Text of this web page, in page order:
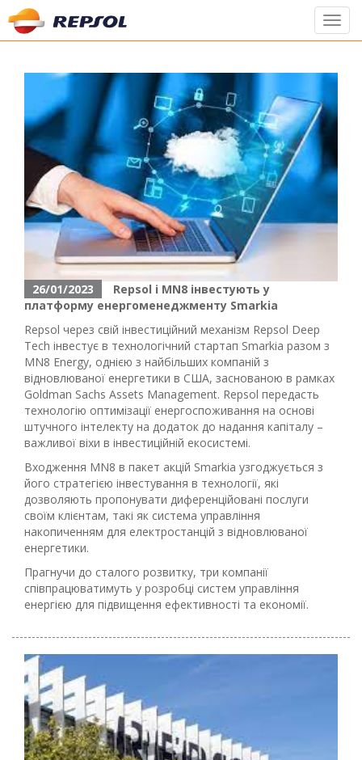
26/01/2023
Repsol і MN8 інвестують у
платформу енергоменеджменту Smarkia
Repsol через свій інвестиційний механізм Repsol Deep
Tech інвестує в технологічний стартап Smarkia разом з
MN8 Energy, однією з найбільших компаній з
відновлюваної енергетики в США, заснованою в рамках
Goldman Sachs Assets Management. Repsol передасть
технологію оптимізації енергоспоживання на основі
штучного інтелекту на додаток до надання капіталу –
важливої віхи в інвестиційній екосистемі.
Входження MN8 в пакет акцій Smarkia узгоджується з
його стратегією інвестування в технології, які
дозволяють пропонувати диференційовані послуги
своїм клієнтам, такі як система управління
накопиченням для електростанцій з відновлюваної
енергетики.
Прагнучи до сталого розвитку, три компанії
співпрацюватимуть у розробці систем управління
енергією для підвищення ефективності та економії.